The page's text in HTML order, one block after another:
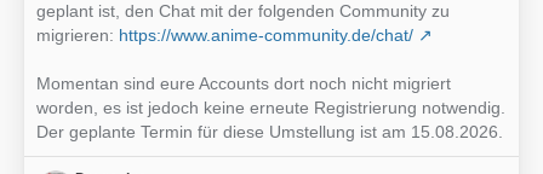
geplant ist, den Chat mit der folgenden Community zu
migrieren: https://www.anime-community.de/chat/
Momentan sind eure Accounts dort noch nicht migriert
worden, es ist jedoch keine erneute Registrierung notwendig.
Der geplante Termin für diese Umstellung ist am 15.08.2026.